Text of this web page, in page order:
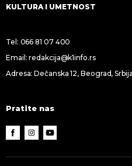
KULTURA I UMETNOST
Tel: 066 81 07 400
Email:redakcija@k1info.rs
Adresa: Dečanska 12, Beograd, Srbija
Pratite nas